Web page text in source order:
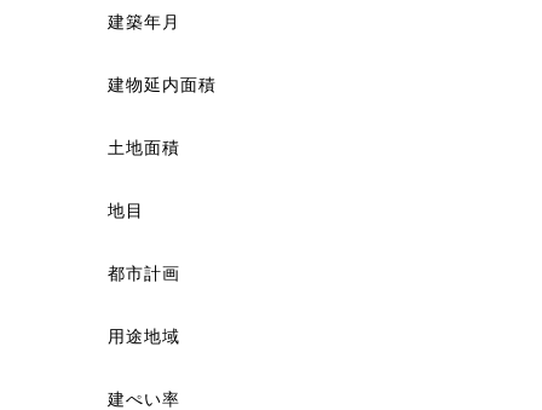
建築年月
建物延内面積
土地面積
地目
都市計画
用途地域
建ぺい率